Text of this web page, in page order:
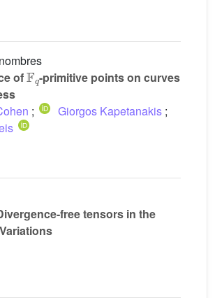
of
𝔽q
-primitive points on curves
; Giorgos Kapetanakis ;
free tensors in the